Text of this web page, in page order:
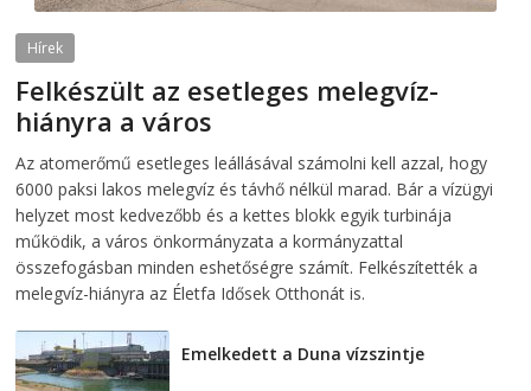
Hírek
Felkészült az esetleges melegvíz-
hiányra a város
Az atomerőmű esetleges leállásával számolni kell azzal, hogy
6000 paksi lakos melegvíz és távhő nélkül marad. Bár a vízügyi
helyzet most kedvezőbb és a kettes blokk egyik turbinája
működik, a város önkormányzata a kormányzattal
összefogásban minden eshetőségre számít. Felkészítették a
melegvíz-hiányra az Életfa Idősek Otthonát is.
Emelkedett a Duna vízszintje